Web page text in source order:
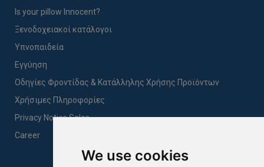
We use cookies
Is your pillow Innocent?
Ξενοδοχειακοί κατάλογοι
Υπνοπαιδεία
Εγγύηση
Οδηγίες Φροντίδας & Κατάλληλης Χρήσης Προϊόντων
Χρήσιμες Πληροφορίες
Privacy Notice Sales
Career